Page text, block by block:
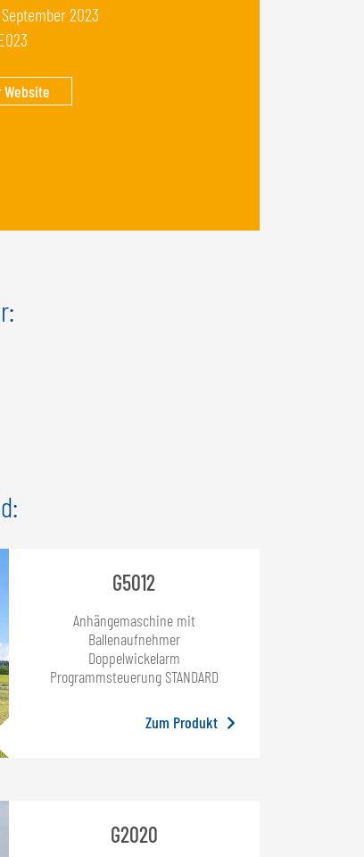
2023
Website
G5012
Anhängemaschine mit
Ballenaufnehmer
Doppelwickelarm
Programmsteuerung STANDARD
Zum Produkt
G2020